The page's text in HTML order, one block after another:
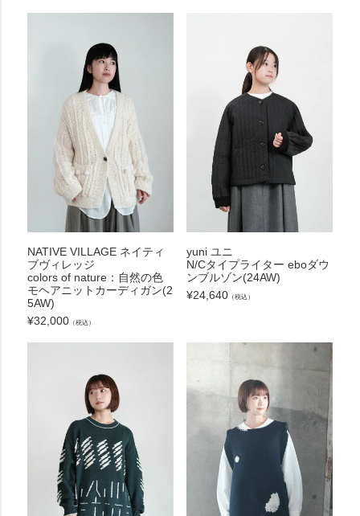
NATIVE VILLAGE ネイティ
ブヴィレッジ
colors of nature：自然の色
モヘアニットカーディガン(2
5AW)
¥32,000（税込）
yuni ユニ
N/Cタイプライター eboダウ
ンブルゾン(24AW)
¥24,640 （税込）